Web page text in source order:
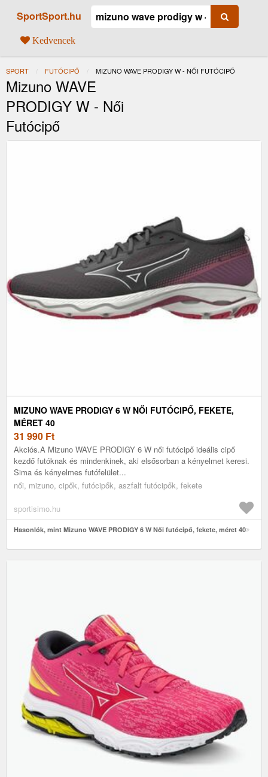
SportSport.hu
Kedvencek
SPORT FUTÓCIPŐ JELENLEGI:
MIZUNO WAVE PRODIGY W - NŐI FUTÓCIPŐ
Mizuno WAVE
PRODIGY W - Női
Futócipő
MIZUNO WAVE PRODIGY 6 W NŐI FUTÓCIPŐ, FEKETE,
MÉRET 40
31 990 Ft
Akciós.A Mizuno WAVE PRODIGY 6 W női futócipő ideális cipő
kezdő futóknak és mindenkinek, aki elsősorban a kényelmet keresi.
Sima és kényelmes futófelület...
női, mizuno, cipők, futócipők, aszfalt futócipők, fekete
sportisimo.hu
Hasonlók, mint Mizuno WAVE PRODIGY 6 W Női futócipő, fekete, méret 40